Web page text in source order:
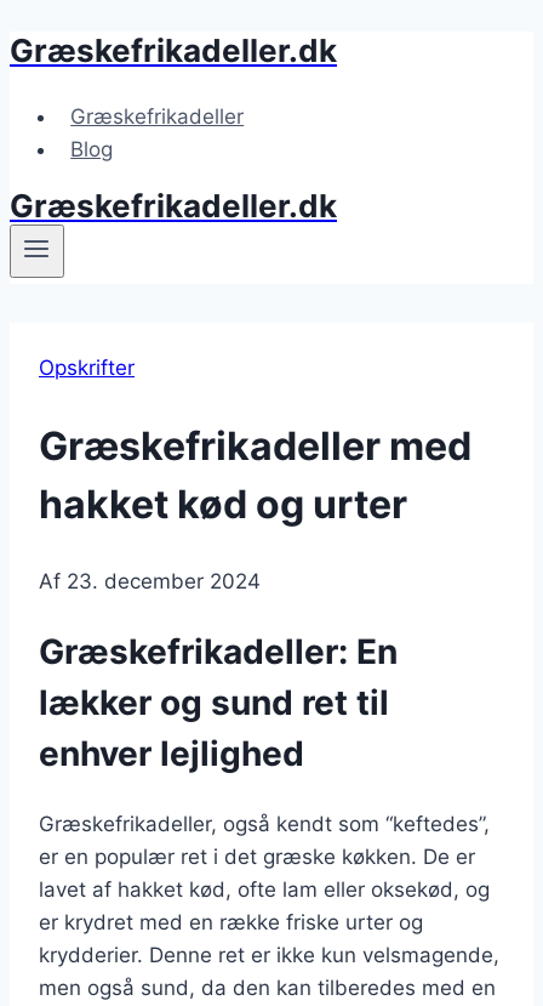
Fortsæt
indhold
Græskefrikadeller.dk
Græskefrikadeller
Blog
Græskefrikadeller.dk
Opskrifter
Græskefrikadeller med
hakket kød og urter
Af 23. december 2024
Græskefrikadeller: En
lækker og sund ret til
enhver lejlighed
Græskefrikadeller, også kendt som “keftedes”,
er en populær ret i det græske køkken. De er
lavet af hakket kød, ofte lam eller oksekød, og
er krydret med en række friske urter og
krydderier. Denne ret er ikke kun velsmagende,
men også sund, da den kan tilberedes med en